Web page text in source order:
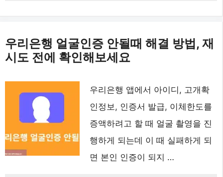
우리은행 얼굴인증 안될때 해결 방법, 재
시도 전에 확인해보세요
우리은행 앱에서 아이디, 고개확
인정보, 인증서 발급, 이체한도를
증액하려고 할 때 얼굴 촬영을 진
행하게 되는데 이 때 실패하게 되
면 본인 인증이 되지 …